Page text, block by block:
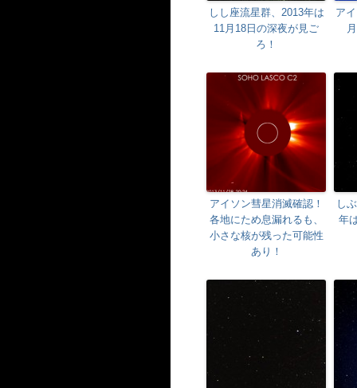
しし座流星群、2013年は
11月18日の深夜が見ご
ろ！
ア
アイソン彗星消滅確認！
各地にため息漏れるも、
小さな核が残った可能性
あり！
し
年